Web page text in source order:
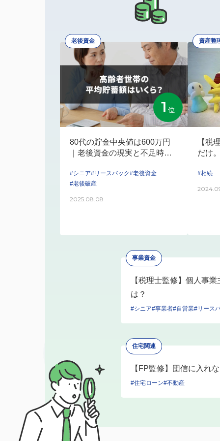
老後資金
1 位
80代の貯金中央値は600万円
｜老後資金の現実と不足時の
#シニア#リースバック#老後資金
#老後破産
2025.08.08
資産整
【税
だけ
#相続
事業資金
【税理士監修】個人事
は？
#シニア#事業者#自営業#リース
住宅関連
【FP監修】団信に入れ
#住宅ローン#不動産